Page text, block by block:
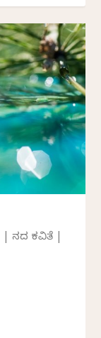
|ದಿನದ ಕವಿತೆ